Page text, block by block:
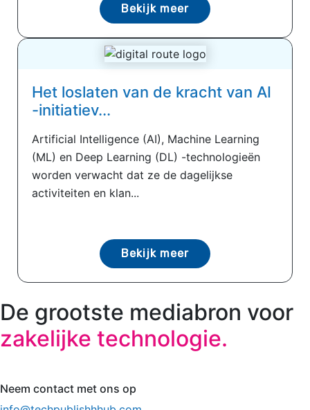
Bekijk meer
Het loslaten van de kracht van AI
-initiatiev...
Artificial Intelligence (AI), Machine Learning
(ML) en Deep Learning (DL) -technologieën
worden verwacht dat ze de dagelijkse
activiteiten en klan...
Bekijk meer
De grootste mediabron voor
zakelijke technologie.
Neem contact met ons op